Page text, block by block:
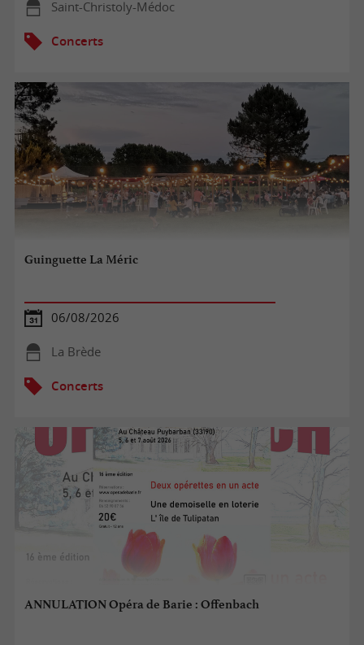
Saint-Christoly-Médoc
Concerts
Guinguette La Méric
06/08/2026
La Brède
Concerts
ANNULATION Opéra de Barie : Offenbach